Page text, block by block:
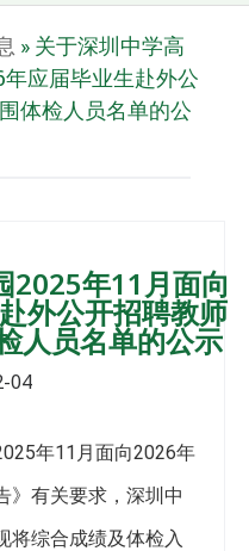
» 关于深圳中学高
应届毕业生赴外公
体检人员名单的公
2025年11月面向
外公开招聘教师
人员名单的公示
04
年11月面向2026年
》有关要求，深圳中
将综合成绩及体检入